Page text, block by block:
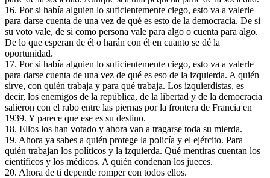
16. Por si había alguien lo suficientemente ciego, esto va a valerle
para darse cuenta de una vez de qué es esto de la democracia. De si
su voto vale, de si como persona vale para algo o cuenta para algo.
De lo que esperan de él o harán con él en cuanto se dé la
oportunidad.
17. Por si había alguien lo suficientemente ciego, esto va a valerle
para darse cuenta de una vez de qué es eso de la izquierda. A quién
sirve, con quién trabaja y para qué trabaja. Los izquierdistas, es
decir, los enemigos de la república, de la libertad y de la democracia
salieron con el rabo entre las piernas por la frontera de Francia en
1939. Y parece que ese es su destino.
18. Ellos los han votado y ahora van a tragarse toda su mierda.
19. Ahora ya sabes a quién protege la policía y el ejército. Para
quién trabajan los políticos y la izquierda. Qué mentiras cuentan los
científicos y los médicos. A quién condenan los jueces.
20. Ahora de ti depende romper con todos ellos.